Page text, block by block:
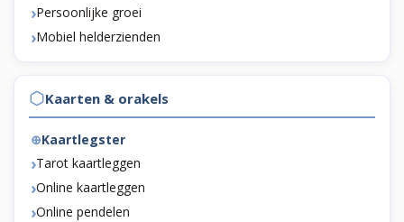
Persoonlijke groei
Mobiel helderzienden
Kaarten & orakels
Kaartlegster
Tarot kaartleggen
Online kaartleggen
Online pendelen